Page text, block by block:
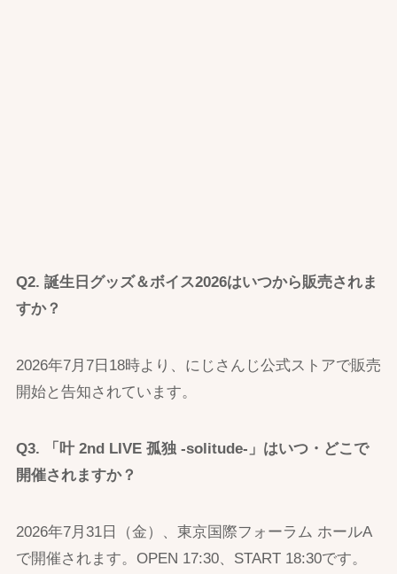
Q2. 誕生日グッズ＆ボイス2026はいつから販売されま
すか？
2026年7月7日18時より、にじさんじ公式ストアで販売
開始と告知されています。
Q3. 「叶 2nd LIVE 孤独 -solitude-」はいつ・どこで
開催されますか？
2026年7月31日（金）、東京国際フォーラム ホールA
で開催されます。OPEN 17:30、START 18:30です。